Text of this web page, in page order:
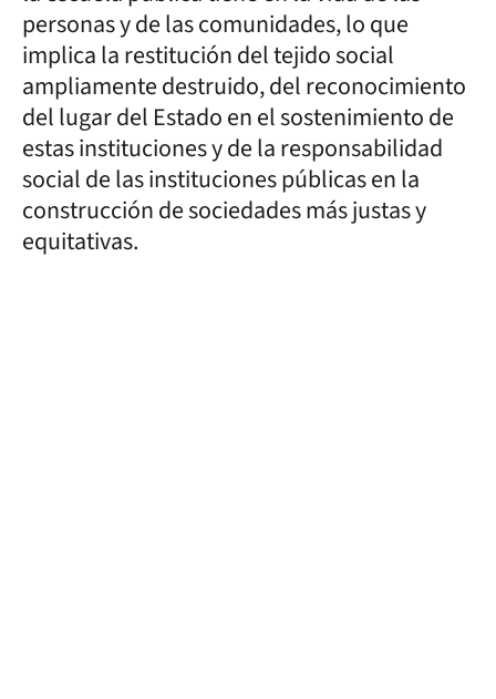
personas y de las comunidades, lo que
implica la restitución del tejido social
ampliamente destruido, del reconocimiento
del lugar del Estado en el sostenimiento de
estas instituciones y de la responsabilidad
social de las instituciones públicas en la
construcción de sociedades más justas y
equitativas.